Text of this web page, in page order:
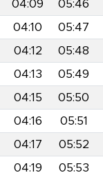
04:09 05:46
04:10 05:47
04:12 05:48
04:13 05:49
04:15 05:50
04:16 05:51
04:17 05:52
04:19 05:53